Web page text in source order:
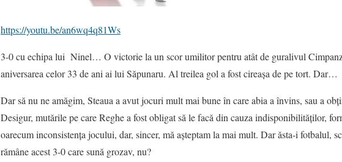
https://youtu.be/an6wq4q81Ws
3-0 cu echipa lui Ninel… O victorie la un scor umilitor pentru atât de guralivul
aniversarea celor 33 de ani ai lui Săpunaru. Al treilea gol a fost cireașa de pe tort. Dar…
Dar să nu ne amăgim, Steaua a avut jocuri mult mai bune în care abia a învins, sau a
Desigur, mutările pe care Reghe a fost obligat să le facă din cauza indisponibilităților,
oarecum inconsistența jocului, dar, sincer, mă așteptam la mai mult. Dar ăsta-i fotbalul,
rămâne acest 3-0 care sună grozav, nu?